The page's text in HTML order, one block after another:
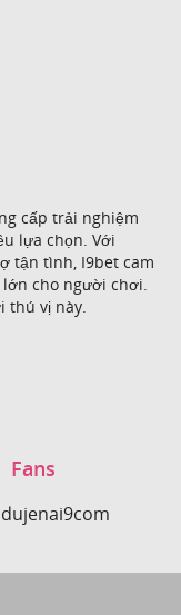
cấp trải nghiệm
lựa chọn. Với
tận tình, I9bet cam
cho người chơi.
thú vị này.
Fans